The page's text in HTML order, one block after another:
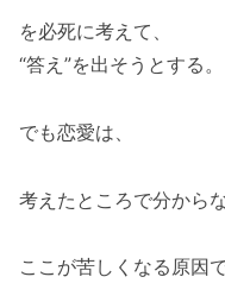
を必死に考えて、
“答え”を出そうとする。
でも恋愛は、
考えたところで分から
ここが苦しくなる原因で